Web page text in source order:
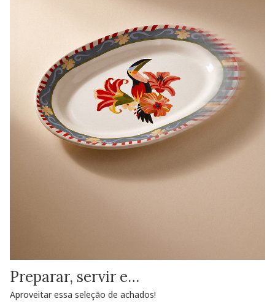
Preparar, servir e…
Aproveitar essa seleção de achados!